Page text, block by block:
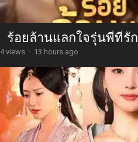
ร้อยล้านแลกใจรุ่นพี่ที่รัก
4 views · 13 hours ago